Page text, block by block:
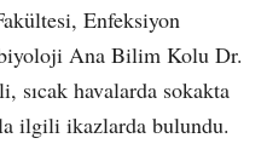
Enfeksiyon
Ana Bilim Kolu Dr.
sıcak havalarda sokakta
ilgili ikazlarda bulundu.